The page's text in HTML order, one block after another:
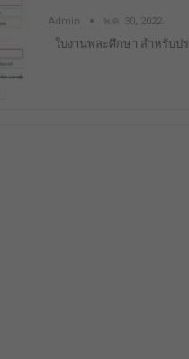
Admin พ.ค. 30, 2022
ใบงานพละศึกษา สำหรับป